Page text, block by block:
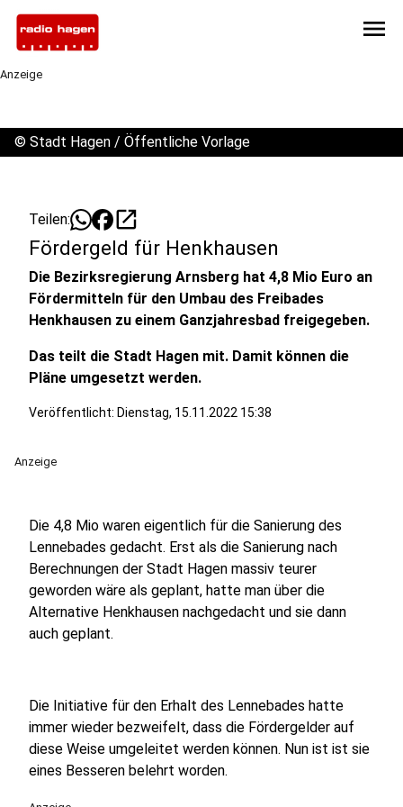
menu
Anzeige
© Stadt Hagen / Öffentliche Vorlage
Teilen: open_in_new
Fördergeld für Henkhausen
Die Bezirksregierung Arnsberg hat 4,8 Mio Euro an
Fördermitteln für den Umbau des Freibades
Henkhausen zu einem Ganzjahresbad freigegeben.
Das teilt die Stadt Hagen mit. Damit können die
Pläne umgesetzt werden.
Veröffentlicht: Dienstag, 15.11.2022 15:38
Anzeige
Die 4,8 Mio waren eigentlich für die Sanierung des
Lennebades gedacht. Erst als die Sanierung nach
Berechnungen der Stadt Hagen massiv teurer
geworden wäre als geplant, hatte man über die
Alternative Henkhausen nachgedacht und sie dann
auch geplant.
Die Initiative für den Erhalt des Lennebades hatte
immer wieder bezweifelt, dass die Fördergelder auf
diese Weise umgeleitet werden können. Nun ist ist sie
eines Besseren belehrt worden.